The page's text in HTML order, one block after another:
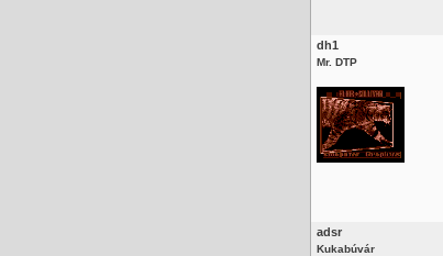
dh1
Mr. DTP
adsr
Kukabúvár